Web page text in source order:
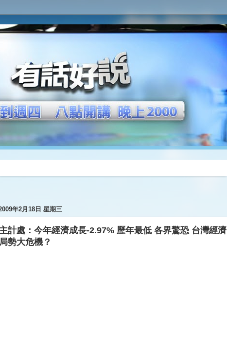
年2月18日 星期三
計處：今年經濟成長-2.97% 歷年最低 各界驚恐 台灣經濟
局勢大危機？